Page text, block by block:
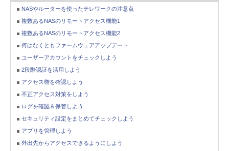
NASやルーターを使ったテレワークの注意点
複数あるNASのリモートアクセス機能1
複数あるNASのリモートアクセス機能2
何はなくともファームウェアアップデート
ユーザーアカウントをチェックしよう
2段階認証を活用しよう
アクセス権を確認しよう
不正アクセス対策をしよう
ログを確認＆保管しよう
セキュリティ設定をまとめてチェックしよう
アプリを管理しよう
外出先からアクセスできるようにしよう